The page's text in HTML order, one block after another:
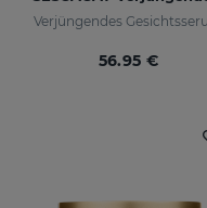
Verjüngendes
56.95 €